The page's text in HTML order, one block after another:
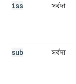
iss সর্বদা
sub সর্বদা